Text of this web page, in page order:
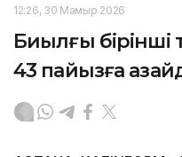
12:26, 30 Мамыр 2026
Биылғы бірінші
43 пайызға